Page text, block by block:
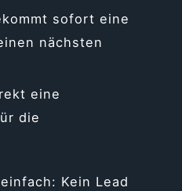
sofort eine
nächsten
eine
die
Kein Lead